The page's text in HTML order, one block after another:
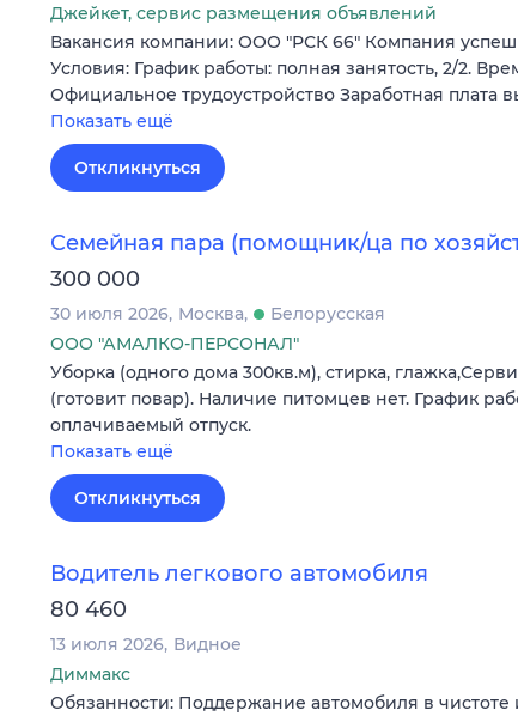
Джейкет, сервис размещения объявлений
Вакансия компании: ООО "РСК 66" Компания
Условия: График работы: полная занятость, 2/2.
Официальное трудоустройство Заработная плата
Показать ещё
Откликнуться
Семейная пара (помощник/ца по
300 000
30 июля 2026 Москва
Белорусская
ООО "АМАЛКО-ПЕРСОНАЛ"
Уборка (одного дома 300кв.м), стирка,
(готовит повар). Наличие питомцев нет. График
оплачиваемый отпуск.
Показать ещё
Откликнуться
Водитель легкового автомобиля
80 460
13 июля 2026 Видное
Диммакс
Обязанности: Поддержание автомобиля в чистоте